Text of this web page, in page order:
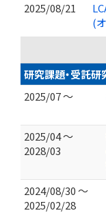
2025/08/21
(
研究課題・受託研
2025/07 ～
2025/04 ～
2028/03
2024/08/30 ～
2025/02/28